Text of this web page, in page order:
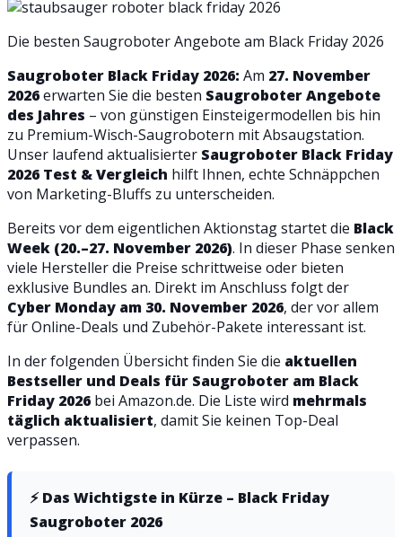
Die besten Saugroboter Angebote am Black Friday 2026
Saugroboter Black Friday 2026: Am 27. November
2026erwarten Sie die besten Saugroboter Angebote
des Jahres – von günstigen Einsteigermodellen bis hin
zu Premium-Wisch-Saugrobotern mit Absaugstation.
Unser laufend aktualisierter Saugroboter Black Friday
2026 Test & Vergleich hilft Ihnen, echte Schnäppchen
von Marketing-Bluffs zu unterscheiden.
Bereits vor dem eigentlichen Aktionstag startet die Black
Week (20.–27. November 2026). In dieser Phase senken
viele Hersteller die Preise schrittweise oder bieten
exklusive Bundles an. Direkt im Anschluss folgt der
Cyber Monday am 30. November 2026, der vor allem
für Online-Deals und Zubehör-Pakete interessant ist.
In der folgenden Übersicht finden Sie die aktuellen
Bestseller und Deals für Saugroboter am Black
Friday 2026 bei Amazon.de. Die Liste wird mehrmals
täglich aktualisiert, damit Sie keinen Top-Deal
verpassen.
⚡ Das Wichtigste in Kürze – Black Friday
Saugroboter 2026